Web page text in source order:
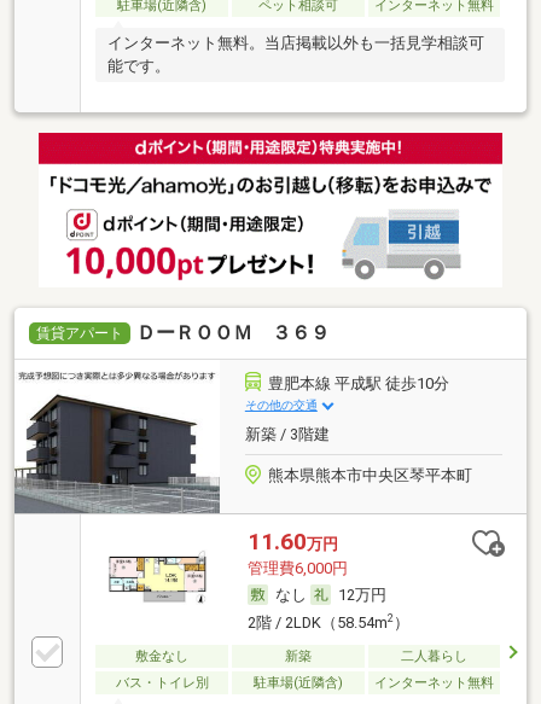
駐車場(近隣含) ペット相談可 インターネット無料
インターネット無料。当店掲載以外も一括見学相談可
能です。
賃貸アパート ＤーＲＯＯＭ ３６９
豊肥本線 平成駅 徒歩10分
その他の交通
新築 / 3階建
熊本県熊本市中央区琴平本町
11.60万円
管理費6,000円
なし
12万円
2階 / 2LDK（58.54m2）
敷金なし 新築
二人暮らし
バス・トイレ別
駐車場(近隣含) インターネット無料